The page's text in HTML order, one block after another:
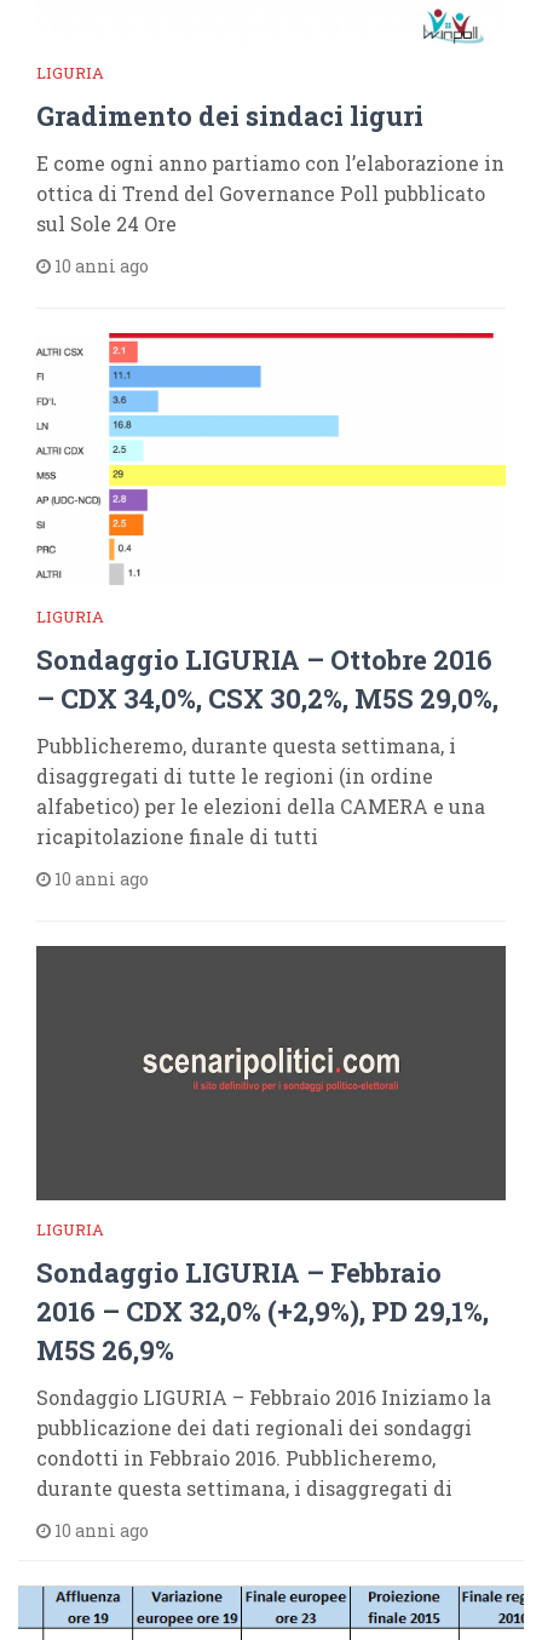
LIGURIA
Gradimento dei sindaci liguri
E come ogni anno partiamo con l’elaborazione in
ottica di Trend del Governance Poll pubblicato
sul Sole 24 Ore
10 anni ago
LIGURIA
Sondaggio LIGURIA – Ottobre 2016
– CDX 34,0%, CSX 30,2%, M5S 29,0%,
Pubblicheremo, durante questa settimana, i
disaggregati di tutte le regioni (in ordine
alfabetico) per le elezioni della CAMERA e una
ricapitolazione finale di tutti
10 anni ago
LIGURIA
Sondaggio LIGURIA – Febbraio
2016 – CDX 32,0% (+2,9%), PD 29,1%,
M5S 26,9%
Sondaggio LIGURIA – Febbraio 2016 Iniziamo la
pubblicazione dei dati regionali dei sondaggi
condotti in Febbraio 2016. Pubblicheremo,
durante questa settimana, i disaggregati di
10 anni ago